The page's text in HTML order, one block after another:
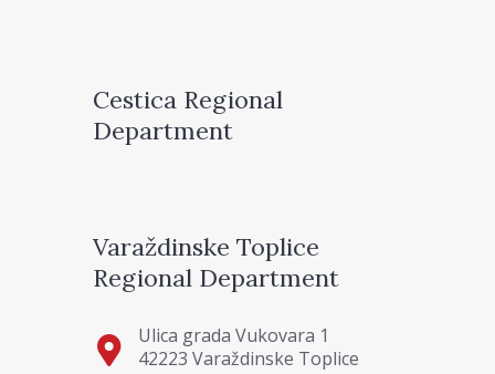
Cestica Regional
Department
Varaždinske Toplice
Regional Department
Ulica grada Vukovara 1
42223 Varaždinske Toplice